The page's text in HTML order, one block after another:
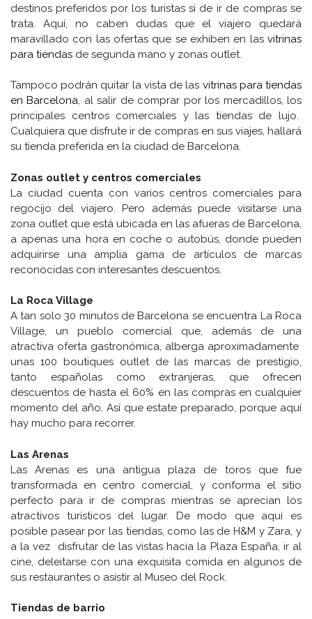
destinos preferidos por los turistas si de ir de compras se
trata. Aquí, no caben dudas que el viajero quedará
maravillado con las ofertas que se exhiben en las vitrinas
para tiendas de segunda mano y zonas outlet.
Tampoco podrán quitar la vista de las vitrinas para tiendas
en Barcelona, al salir de comprar por los mercadillos, los
principales centros comerciales y las tiendas de lujo.
Cualquiera que disfrute ir de compras en sus viajes, hallará
su tienda preferida en la ciudad de Barcelona.
Zonas outlet y centros comerciales
La ciudad cuenta con varios centros comerciales para
regocijo del viajero. Pero además puede visitarse una
zona outlet que está ubicada en las afueras de Barcelona,
a apenas una hora en coche o autobús, donde pueden
adquirirse una amplia gama de artículos de marcas
reconocidas con interesantes descuentos.
La Roca Village
A tan solo 30 minutos de Barcelona se encuentra La Roca
Village, un pueblo comercial que, además de una
atractiva oferta gastronómica, alberga aproximadamente
unas 100 boutiques outlet de las marcas de prestigio,
tanto españolas como extranjeras, que ofrecen
descuentos de hasta el 60% en las compras en cualquier
momento del año. Así que estate preparado, porque aquí
hay mucho para recorrer.
Las Arenas
Las Arenas es una antigua plaza de toros que fue
transformada en centro comercial, y conforma el sitio
perfecto para ir de compras mientras se aprecian los
atractivos turísticos del lugar. De modo que aquí es
posible pasear por las tiendas, como las de H&M y Zara, y
a la vez disfrutar de las vistas hacia la Plaza España, ir al
cine, deleitarse con una exquisita comida en algunos de
sus restaurantes o asistir al Museo del Rock.
Tiendas de barrio